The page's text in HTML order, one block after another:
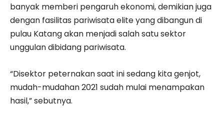
banyak memberi pengaruh ekonomi, demikian juga
dengan fasilitas pariwisata elite yang dibangun di
pulau Katang akan menjadi salah satu sektor
unggulan dibidang pariwisata.
“Disektor peternakan saat ini sedang kita genjot,
mudah-mudahan 2021 sudah mulai menampakan
hasil,” sebutnya.